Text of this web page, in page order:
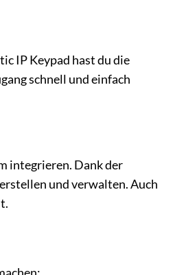
IP Keypad hast du die
schnell und einfach
integrieren. Dank der
und verwalten. Auch